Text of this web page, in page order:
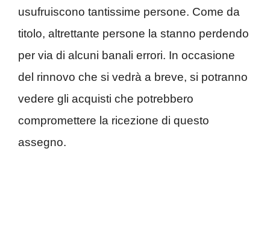
usufruiscono tantissime persone. Come da
titolo, altrettante persone la stanno perdendo
per via di alcuni banali errori. In occasione
del rinnovo che si vedrà a breve, si potranno
vedere gli acquisti che potrebbero
compromettere la ricezione di questo
assegno.